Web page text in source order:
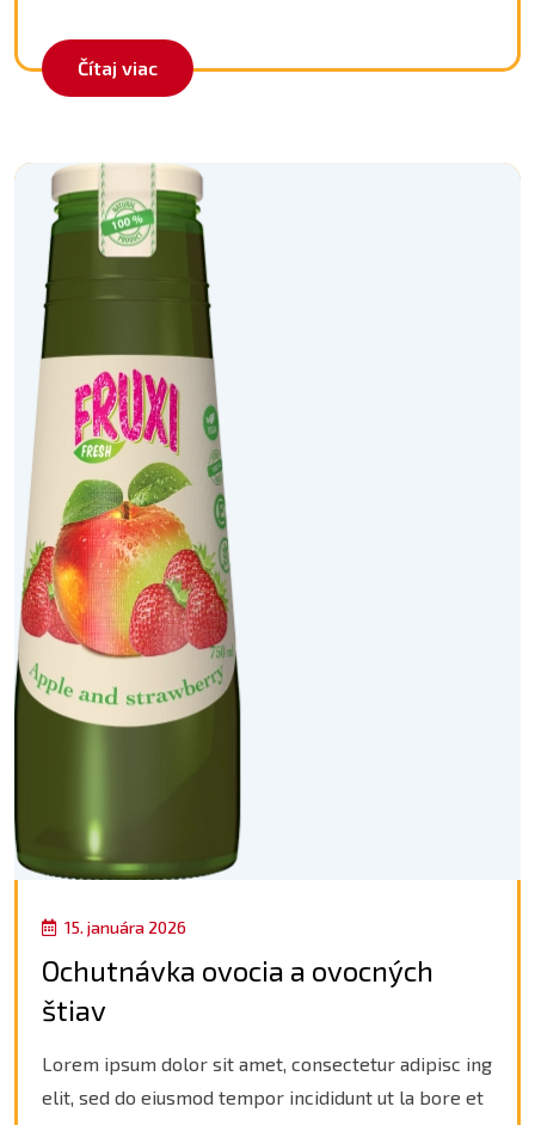
Čítaj viac
15. januára 2026
Ochutnávka ovocia a ovocných
štiav
Lorem ipsum dolor sit amet, consectetur adipisc ing
elit, sed do eiusmod tempor incididunt ut la bore et